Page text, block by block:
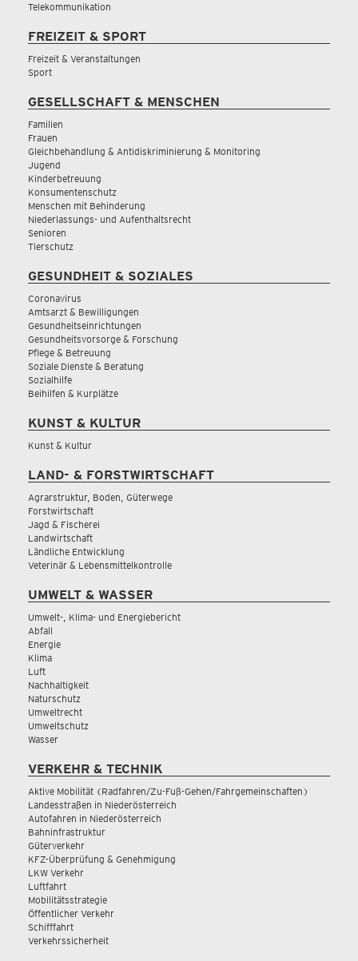
Telekommunikation
FREIZEIT & SPORT
Freizeit & Veranstaltungen
Sport
GESELLSCHAFT & MENSCHEN
Familien
Frauen
Gleichbehandlung & Antidiskriminierung & Monitoring
Jugend
Kinderbetreuung
Konsumentenschutz
Menschen mit Behinderung
Niederlassungs- und Aufenthaltsrecht
Senioren
Tierschutz
GESUNDHEIT & SOZIALES
Coronavirus
Amtsarzt & Bewilligungen
Gesundheitseinrichtungen
Gesundheitsvorsorge & Forschung
Pflege & Betreuung
Soziale Dienste & Beratung
Sozialhilfe
Beihilfen & Kurplätze
KUNST & KULTUR
Kunst & Kultur
LAND- & FORSTWIRTSCHAFT
Agrarstruktur, Boden, Güterwege
Forstwirtschaft
Jagd & Fischerei
Landwirtschaft
Ländliche Entwicklung
Veterinär & Lebensmittelkontrolle
UMWELT & WASSER
Umwelt-, Klima- und Energiebericht
Abfall
Energie
Klima
Luft
Nachhaltigkeit
Naturschutz
Umweltrecht
Umweltschutz
Wasser
VERKEHR & TECHNIK
Aktive Mobilität (Radfahren/Zu-Fuß-Gehen/Fahrgemeinschaften)
Landesstraßen in Niederösterreich
Autofahren in Niederösterreich
Bahninfrastruktur
Güterverkehr
KFZ-Überprüfung & Genehmigung
LKW Verkehr
Luftfahrt
Mobilitätsstrategie
Öffentlicher Verkehr
Schifffahrt
Verkehrssicherheit